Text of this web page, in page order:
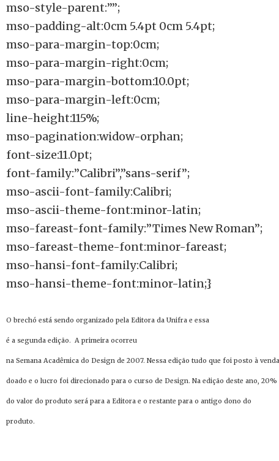
mso-style-parent:””;
mso-padding-alt:0cm 5.4pt 0cm 5.4pt;
mso-para-margin-top:0cm;
mso-para-margin-right:0cm;
mso-para-margin-bottom:10.0pt;
mso-para-margin-left:0cm;
line-height:115%;
mso-pagination:widow-orphan;
font-size:11.0pt;
font-family:”Calibri”,”sans-serif”;
mso-ascii-font-family:Calibri;
mso-ascii-theme-font:minor-latin;
mso-fareast-font-family:”Times New Roman”;
mso-fareast-theme-font:minor-fareast;
mso-hansi-font-family:Calibri;
mso-hansi-theme-font:minor-latin;}
O brechó está sendo organizado pela Editora da Unifra e essa
é a segunda edição. A primeira ocorreu
na Semana Acadêmica do Design de 2007. Nessa edição tudo que foi posto à
doado e o lucro foi direcionado para o curso de Design. Na edição deste ano, 20%
do valor do produto será para a Editora e o restante para o antigo dono do
produto.